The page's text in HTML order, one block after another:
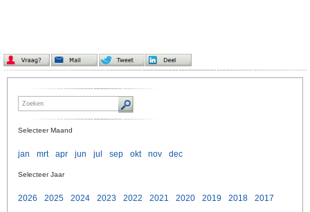
Selecteer Maand
jan mrt apr jun jul sep okt nov dec
Selecteer Jaar
2026 2025 2024 2023 2022 2021 2020 2019 2018
2017